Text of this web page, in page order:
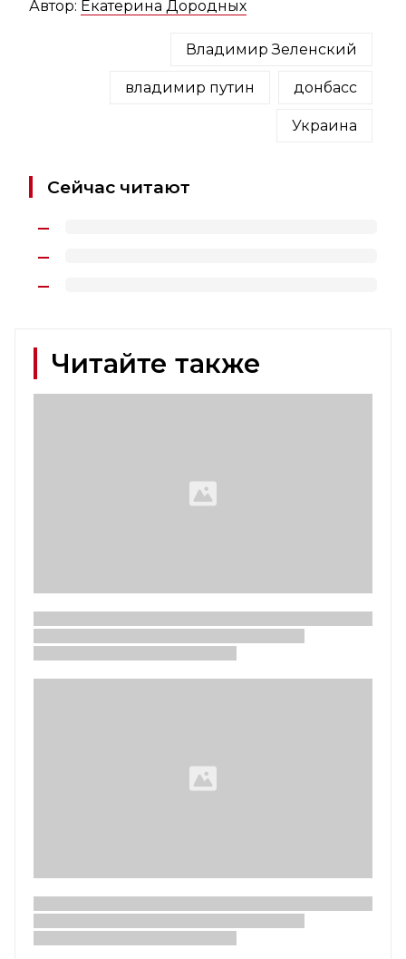
Автор: Екатерина Дородных
Владимир Зеленский
владимир путин донбасс
Украина
Сейчас читают
Читайте также